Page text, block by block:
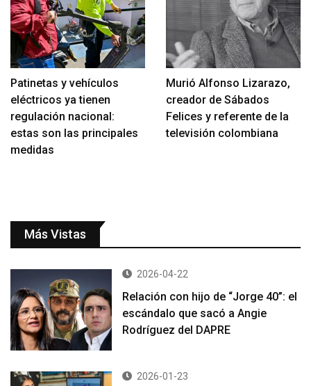
Patinetas y vehículos
eléctricos ya tienen
regulación nacional:
estas son las principales
medidas
Murió Alfonso Lizarazo,
creador de Sábados
Felices y referente de la
televisión colombiana
Más Vistas
2026-04-22
Relación con hijo de “Jorge 40”: el
escándalo que sacó a Angie
Rodríguez del DAPRE
2026-01-23